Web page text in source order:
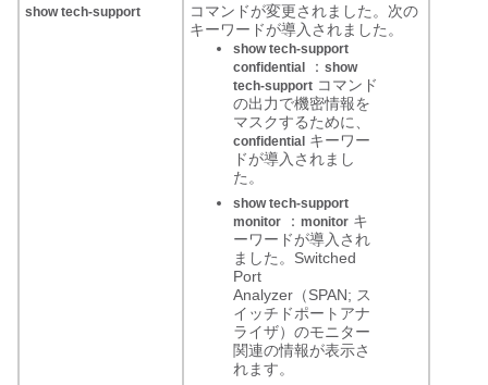
show tech-support
コマンドが変更されました。次の
キーワードが導入されました。
show tech-support
confidential
： show
tech-support コマンド
の出力で機密情報を
マスクするために、
confidential キーワー
ドが導入されまし
た。
show tech-support
monitor
： monitor キ
ーワードが導入され
ました。Switched
Port
Analyzer（SPAN; ス
イッチドポートアナ
ライザ）のモニター
関連の情報が表示さ
れます。